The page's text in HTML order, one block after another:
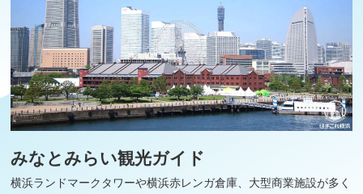
みなとみらい観光ガイド
横浜ランドマークタワーや横浜赤レンガ倉庫、大型商業施設が多く